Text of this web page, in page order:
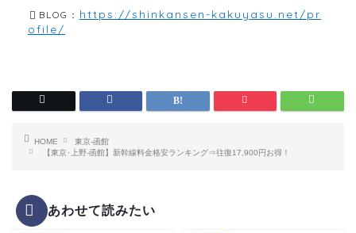
BLOG： https://shinkansen-kakuyasu.net/pr
ofile/
HOME
東京-函館
【東京･上野-函館】新幹線料金格安ランキング⇒往復17,900円お得！
あわせて読みたい